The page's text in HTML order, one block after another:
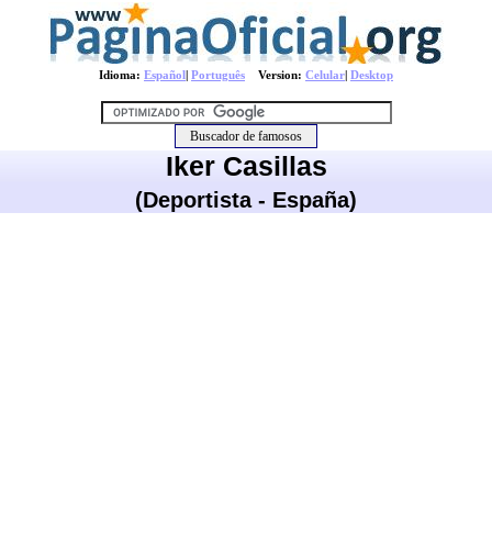
Idioma: Español| Português Version: Celular| Desktop
Iker Casillas
(Deportista - España)